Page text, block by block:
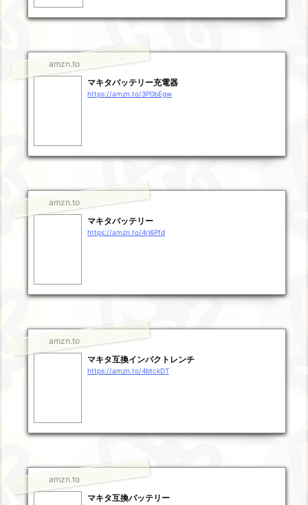
amzn.to
マキタバッテリー充電器
https://amzn.to/3P0bEgw
amzn.to
マキタバッテリー
https://amzn.to/4rl6Pfd
amzn.to
マキタ互換インパクトレンチ
https://amzn.to/4btckDT
amzn.to
マキタ互換バッテリー